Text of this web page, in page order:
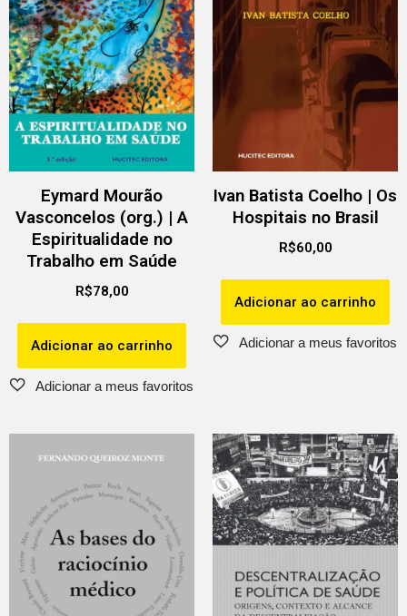
Eymard Mourão
Vasconcelos (org.) | A
Espiritualidade no
Trabalho em Saúde
R$78,00
Adicionar ao carrinho
Ivan Batista Coelho | Os
Hospitais no Brasil
R$60,00
Adicionar ao carrinho